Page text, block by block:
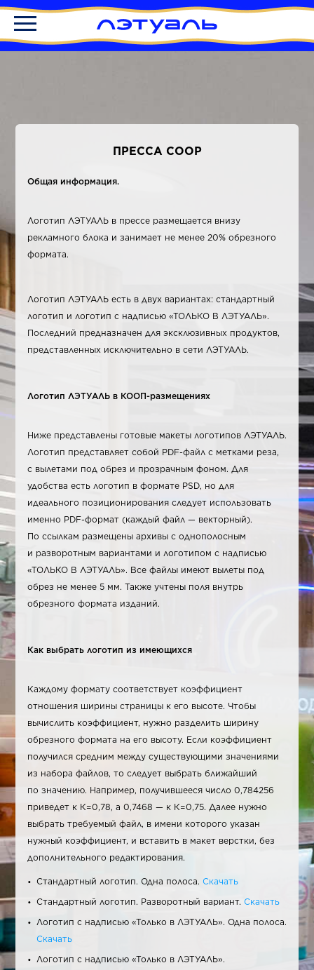
ПРЕССА COOP
Общая информация.
Логотип ЛЭТУАЛЬ в прессе размещается внизу
рекламного блока и занимает не менее 20% обрезного
формата.
Логотип ЛЭТУАЛЬ есть в двух вариантах: стандартный
логотип и логотип с надписью «ТОЛЬКО В ЛЭТУАЛЬ».
Последний предназначен для эксклюзивных продуктов,
представленных исключительно в сети ЛЭТУАЛЬ.
Логотип ЛЭТУАЛЬ в КООП-размещениях
Ниже представлены готовые макеты логотипов ЛЭТУАЛЬ.
Логотип представляет собой PDF-файл с метками реза,
с вылетами под обрез и прозрачным фоном. Для
удобства есть логотип в формате PSD, но для
идеального позиционирования следует использовать
именно PDF-формат (каждый файл — векторный).
По ссылкам размещены архивы с однополосным
и разворотным вариантами и логотипом с надписью
«ТОЛЬКО В ЛЭТУАЛЬ». Все файлы имеют вылеты под
обрез не менее 5 мм. Также учтены поля внутрь
обрезного формата изданий.
Как выбрать логотип из имеющихся
Каждому формату соответствует коэффициент
отношения ширины страницы к его высоте. Чтобы
вычислить коэффициент, нужно разделить ширину
обрезного формата на его высоту. Если коэффициент
получился средним между существующими значениями
из набора файлов, то следует выбрать ближайший
по значению. Например, получившееся число 0,784256
приведет к К=0,78, а 0,7468 — к К=0,75. Далее нужно
выбрать требуемый файл, в имени которого указан
нужный коэффициент, и вставить в макет верстки, без
дополнительного редактирования.
Стандартный логотип. Одна полоса. Скачать
Стандартный логотип. Разворотный вариант. Скачать
Логотип с надписью «Только в ЛЭТУАЛЬ». Одна полоса.
Скачать
Логотип с надписью «Только в ЛЭТУАЛЬ».